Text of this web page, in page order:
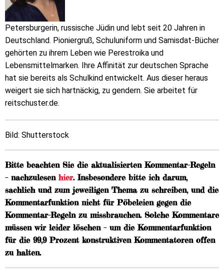
Petersburgerin, russische Jüdin und lebt seit 20 Jahren in
Deutschland. Pioniergruß, Schuluniform und Samisdat-Bücher
gehörten zu ihrem Leben wie Perestroika und
Lebensmittelmarken. Ihre Affinität zur deutschen Sprache
hat sie bereits als Schulkind entwickelt. Aus dieser heraus
weigert sie sich hartnäckig, zu gendern. Sie arbeitet für
reitschuster.de.
Bild: Shutterstock
Bitte beachten Sie die aktualisierten Kommentar-Regeln
– nachzulesenhier. Insbesondere bitte ich darum,
sachlich und zum jeweiligen Thema zu schreiben, und die
Kommentarfunktion nicht für Pöbeleien gegen die
Kommentar-Regeln zu missbrauchen. Solche Kommentare
müssen wir leider löschen – um die Kommentarfunktion
für die 99,9 Prozent konstruktiven Kommentatoren offen
zu halten.